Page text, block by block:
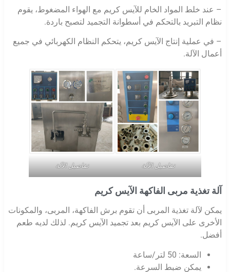
– عند خلط المواد الخام للآيس كريم مع الهواء المضغوط، يقوم
نظام التبريد بالتحكم في أسطوانة التجميد لتصبح باردة.
– في عملية إنتاج الآيس كريم، يتحكم النظام الكهربائي في جميع
أعمال الآلة.
تفاصيل الآلة تفاصيل الآلة
آلة تغذية مربى الفاكهة الآيس كريم
يمكن لآلة تغذية المربى أن تقوم برش الفاكهة، المربى، والمكونات
الأخرى على الآيس كريم بعد تجميد الآيس كريم. لذلك لديه طعم
أفضل.
السعة: 50 لتر/ساعة
يمكن ضبط السرعة.